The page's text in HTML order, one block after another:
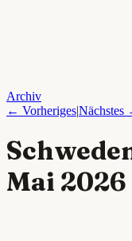
Archiv
← Vorheriges|Nächstes
Mai 2026